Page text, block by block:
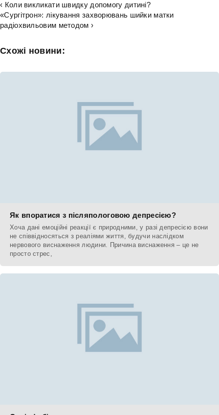
‹ Коли викликати швидку допомогу дитині?
«Сургітрон»: лікування захворювань шийки матки
радіохвильовим методом ›
Схожі новини:
Як впоратися з післяпологовою депресією?
Хоча дані емоційні реакції є природними, у разі депресією вони
не співвідносяться з реаліями життя, будучи наслідком
нервового виснаження людини. Причина виснаження – це не
просто стрес,